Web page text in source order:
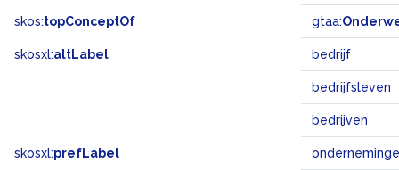
skos:topConceptOf gtaa:
skosxl:altLabel bedrijf
bedrijfsleven
bedrijven
skosxl:prefLabel